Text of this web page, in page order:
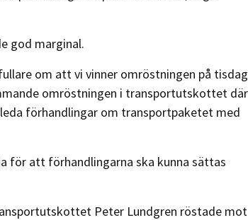
god marginal.
om att vi vinner omröstningen på
omröstningen i transportutskottet där
förhandlingar om transportpaketet med
för att förhandlingarna ska kunna sättas
Peter Lundgren röstade mot